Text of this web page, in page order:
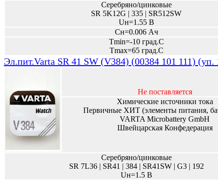
Серебряно/цинковые
SR 5K12G | 335 | SR512SW
Uн=1.55 В
Сн=0.006 Ач
Tmin=-10 град.С
Tmax=65 град.С
Эл.пит.Varta SR 41 SW (V384) (00384 101 111) (уп.
Не поставляется
Химические источники тока
Первичные ХИТ (элементы питания,
VARTA Microbattery GmbH
Швейцарская Конфедерация
Серебряно/цинковые
SR 7L36 | SR41 | 384 | SR41SW | G3 | 192
Uн=1.5 В